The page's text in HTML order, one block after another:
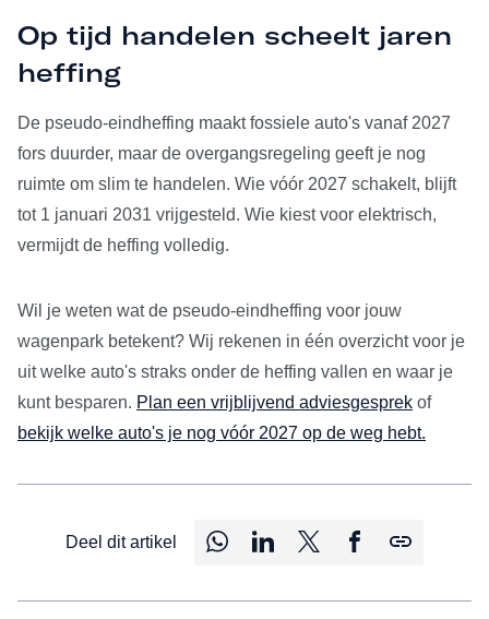
Op tijd handelen scheelt jaren
heffing
De pseudo-eindheffing maakt fossiele auto's vanaf 2027
fors duurder, maar de overgangsregeling geeft je nog
ruimte om slim te handelen. Wie vóór 2027 schakelt, blijft
tot 1 januari 2031 vrijgesteld. Wie kiest voor elektrisch,
vermijdt de heffing volledig.
Wil je weten wat de pseudo-eindheffing voor jouw
wagenpark betekent? Wij rekenen in één overzicht voor je
uit welke auto's straks onder de heffing vallen en waar je
kunt besparen. Plan een vrijblijvend adviesgesprek of
bekijk welke auto's je nog vóór 2027 op de weg hebt.
Deel dit artikel